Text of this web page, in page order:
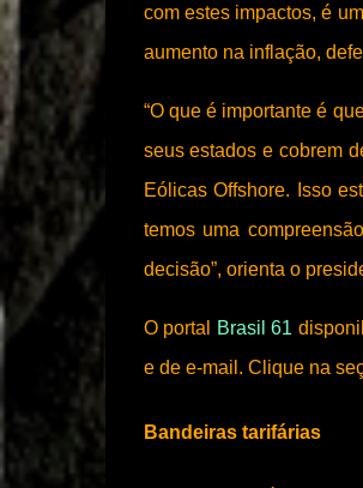
com estes impactos, é
aumento na inflação,
“O que é importante é
seus estados e cobrem
Eólicas Offshore. Isso
temos uma
decisão”, orienta o
O portal Brasil 61
e de e-mail. Clique na
Bandeiras tarifárias